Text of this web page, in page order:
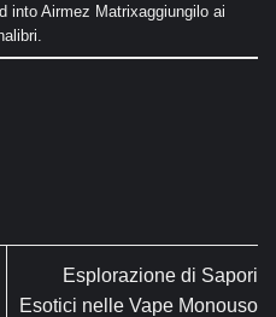
into Airmez Matrixaggiungilo ai
Esplorazione di Sapori
Esotici nelle Vape Monouso